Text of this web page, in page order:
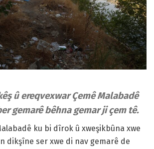
û ereqvexwar Çemê Malabadê
gemarê bêhna gemar ji çem tê.
ku bi dîrok û xweşikbûna xwe
dikşîne ser xwe di nav gemarê de